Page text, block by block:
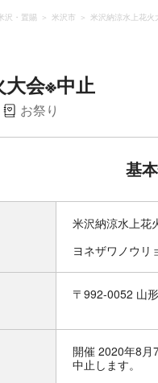
沢・置賜 米沢市 米沢納涼水上花火
会※中止
お祭り
基
米沢納涼水上花
ヨネザワノウリ
〒992-0052 山
開催 2020年8月
中止します。